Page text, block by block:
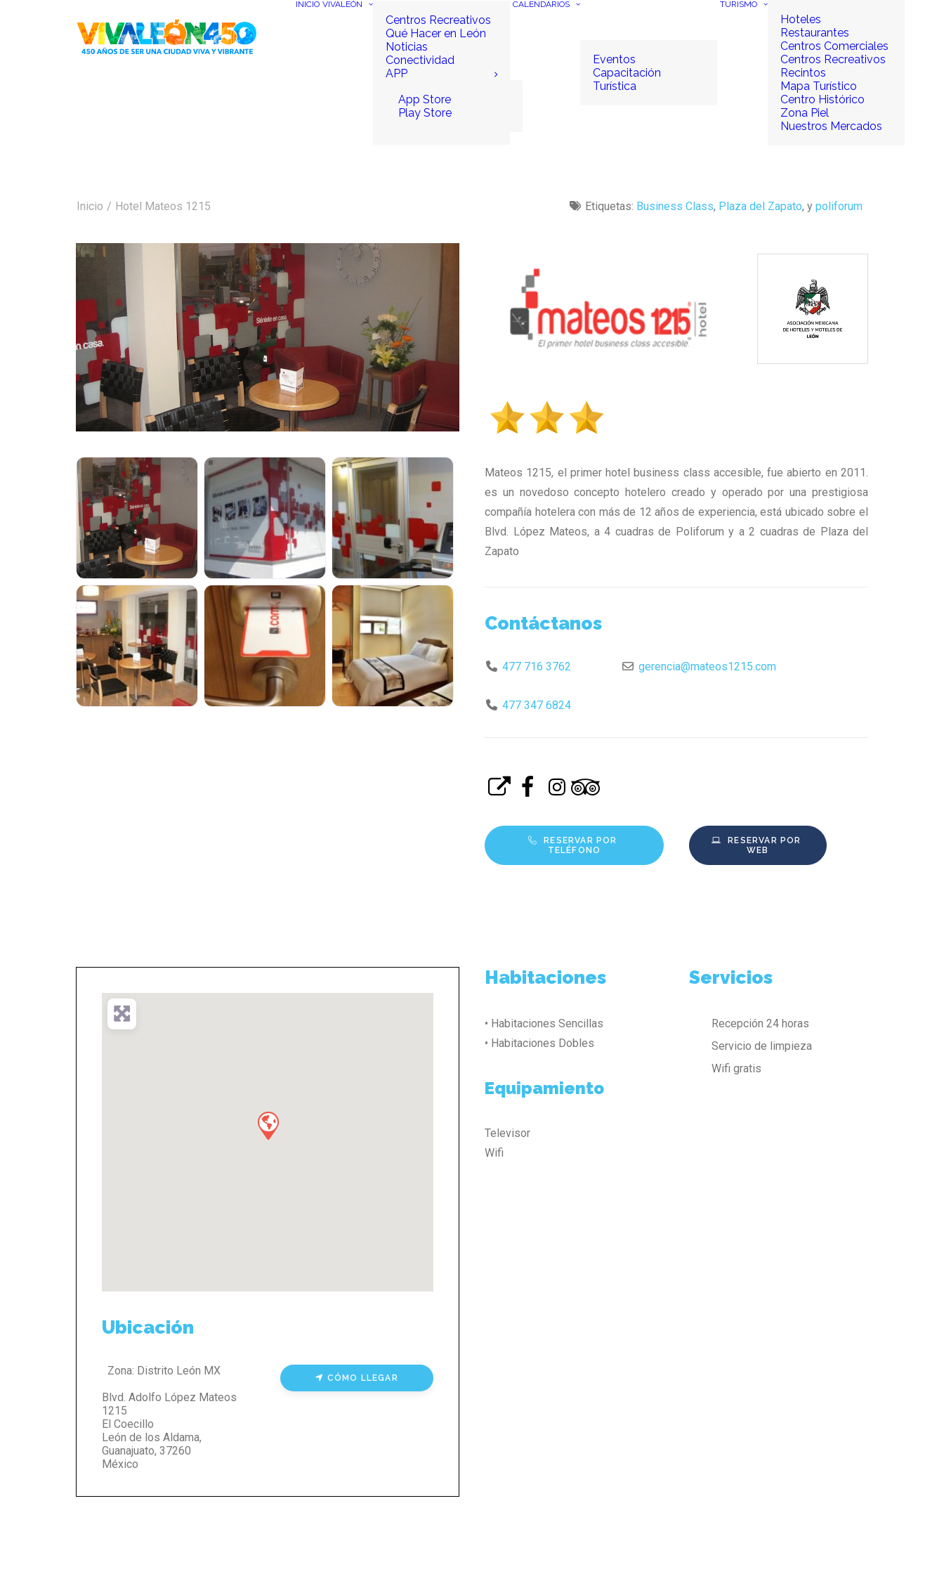
INICIO VIVALEÓN
Centros Recreativos
Qué Hacer en León
Noticias
Conectividad
APP
App Store
Play Store
CALENDARIOS
Eventos
Capacitación
Turística
TURISMO
Hoteles
Restaurantes
Centros Comerciales
Centros Recreativos
Recintos
Mapa Turístico
Centro Histórico
Zona Piel
Nuestros Mercados
Inicio Hotel Mateos 1215 Etiquetas: Business Class, Plaza del Zapato, y poliforum
Mateos 1215, el primer hotel business class accesible, fue abierto en 2011.
es un novedoso concepto hotelero creado y operado por una prestigiosa
compañía hotelera con más de 12 años de experiencia, está ubicado sobre el
Blvd. López Mateos, a 4 cuadras de Poliforum y a 2 cuadras de Plaza del
Zapato
Contáctanos
477 716 3762
477 347 6824
gerencia@mateos1215.com
RESERVAR POR
TELÉFONO
RESERVAR POR
WEB
Ubicación
Zona: Distrito León MX
Blvd. Adolfo López Mateos
1215
El Coecillo
León de los Aldama,
Guanajuato, 37260
México
CÓMO LLEGAR
Habitaciones
• Habitaciones Sencillas
• Habitaciones Dobles
Equipamiento
Televisor
Wifi
Servicios
Recepción 24 horas
Servicio de limpieza
Wifi gratis